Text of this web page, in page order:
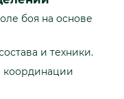
боя на основе
и техники.
координации